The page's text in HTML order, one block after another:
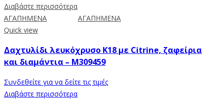
Διαβάστε περισσότερα
ΑΓΑΠΗΜΕΝΑ
ΑΓΑΠΗΜΕΝΑ
Quick view
Δαχτυλίδι λευκόχρυσο Κ18 με Citrine, ζαφείρια
και διαμάντια – M309459
Συνδεθείτε για να δείτε τις τιμές
Διαβάστε περισσότερα